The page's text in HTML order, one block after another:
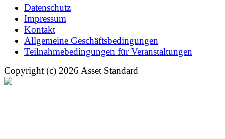
Datenschutz
Impressum
Kontakt
Allgemeine Geschäftsbedingungen
Teilnahmebedingungen für Veranstaltungen
Copyright (c) 2026 Asset Standard